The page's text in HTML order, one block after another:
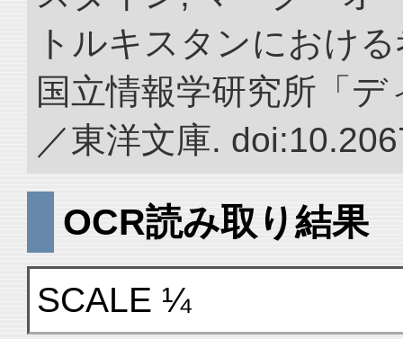
トルキスタンにおけ
国立情報学研究所「
／東洋文庫.
OCR読み取り結果
SCALE ¼